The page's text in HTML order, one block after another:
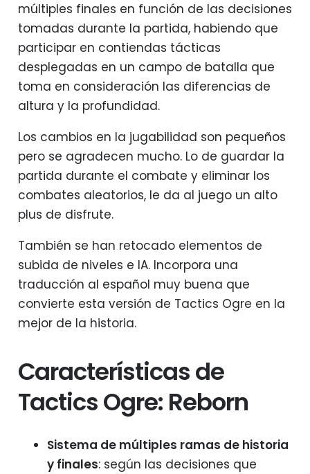
múltiples finales en función de las decisiones
tomadas durante la partida, habiendo que
participar en contiendas tácticas
desplegadas en un campo de batalla que
toma en consideración las diferencias de
altura y la profundidad.
Los cambios en la jugabilidad son pequeños
pero se agradecen mucho. Lo de guardar la
partida durante el combate y eliminar los
combates aleatorios, le da al juego un alto
plus de disfrute.
También se han retocado elementos de
subida de niveles e IA. Incorpora una
traducción al español muy buena que
convierte esta versión de Tactics Ogre en la
mejor de la historia.
Características de
Tactics Ogre: Reborn
Sistema de múltiples ramas de historia
y finales: según las decisiones que